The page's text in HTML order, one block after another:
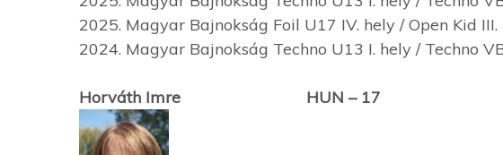
2025. Magyar Bajnokság Foil U17 IV. hely / Open Kid III.
2024. Magyar Bajnokság Techno U13 I. hely / Techno
Horváth Imre HUN – 17